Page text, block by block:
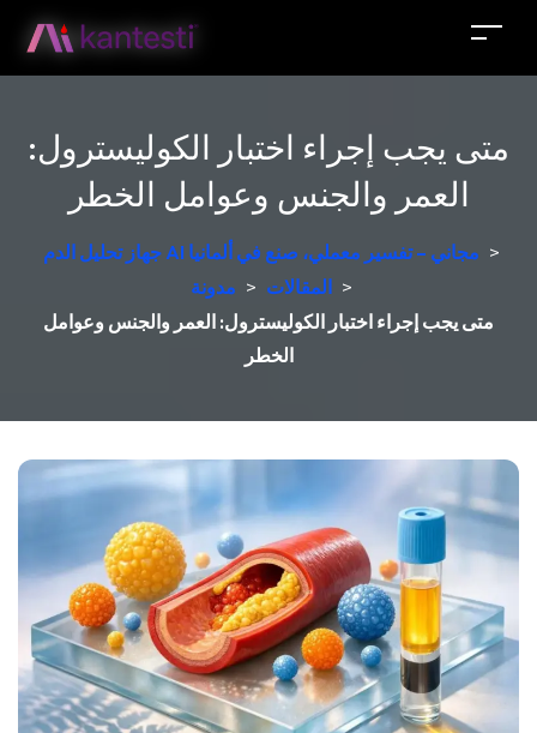
متى يجب إجراء اختبار الكوليسترول:
العمر والجنس وعوامل الخطر
جهاز تحليل الدم AI مجاني – تفسير معملي، صنع في ألمانيا >
مدونة > المقالات >
متى يجب إجراء اختبار الكوليسترول: العمر والجنس وعوامل
الخطر